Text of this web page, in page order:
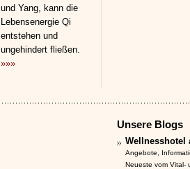
und Yang, kann die
Lebensenergie Qi
entstehen und
ungehindert fließen.
»»»
Unsere Blogs
Wellnesshotel
Angebote,
Neueste vom Vital-